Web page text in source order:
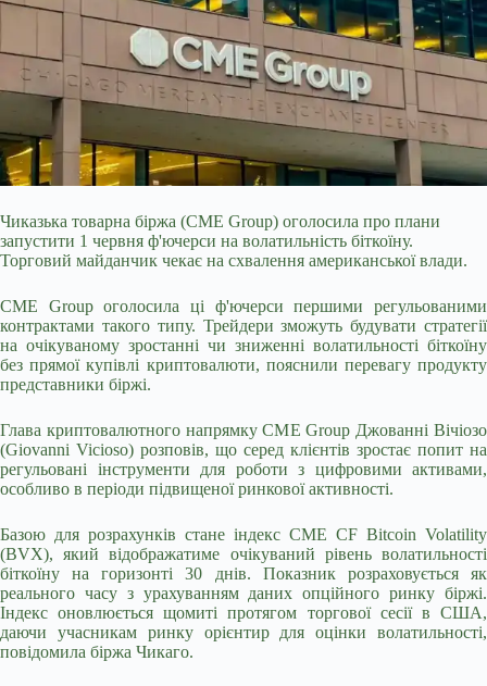
Чиказька товарна біржа (CME Group) оголосила про плани
запустити 1 червня ф'ючерси на волатильність біткоїну.
Торговий майданчик чекає на схвалення американської влади.
CME Group оголосила ці ф'ючерси першими регульованими
контрактами такого типу. Трейдери зможуть будувати стратегії
на очікуваному зростанні чи зниженні волатильності біткоїну
без прямої купівлі криптовалюти, пояснили перевагу продукту
представники біржі.
Глава криптовалютного напрямку CME Group Джованні Вічіозо
(Giovanni Vicioso) розповів, що серед клієнтів зростає попит на
регульовані інструменти для роботи з цифровими активами,
особливо в періоди підвищеної ринкової активності.
Базою для розрахунків стане індекс CME CF Bitcoin Volatility
(BVX), який відображатиме очікуваний рівень волатильності
біткоїну на горизонті 30 днів. Показник розраховується як
реального часу з урахуванням даних опційного ринку біржі.
Індекс оновлюється щомиті протягом торгової сесії в США,
даючи учасникам ринку орієнтир для оцінки волатильності,
повідомила біржа Чикаго.